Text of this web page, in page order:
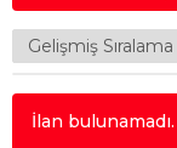
İlan bulunamadı.